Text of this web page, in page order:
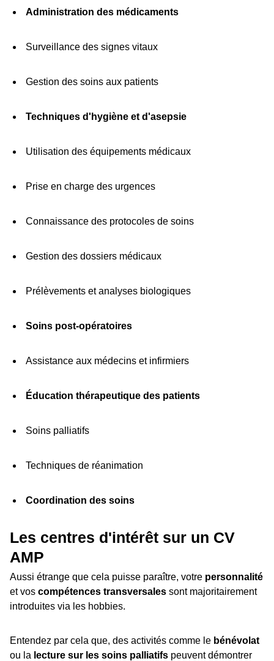
Administration des médicaments
Surveillance des signes vitaux
Gestion des soins aux patients
Techniques d'hygiène et d'asepsie
Utilisation des équipements médicaux
Prise en charge des urgences
Connaissance des protocoles de soins
Gestion des dossiers médicaux
Prélèvements et analyses biologiques
Soins post-opératoires
Assistance aux médecins et infirmiers
Éducation thérapeutique des patients
Soins palliatifs
Techniques de réanimation
Coordination des soins
Les centres d'intérêt sur un CV
AMP
Aussi étrange que cela puisse paraître, votre personnalité
et vos compétences transversales sont majoritairement
introduites via les hobbies.
Entendez par cela que, des activités comme le bénévolat
ou la lecture sur les soins palliatifs peuvent démontrer